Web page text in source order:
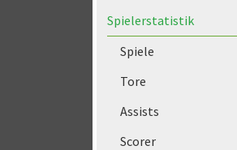
Spielerstatistik
Spiele
Tore
Assists
Scorer